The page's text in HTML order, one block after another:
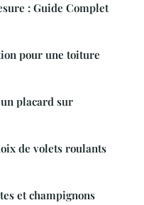
: Guide Complet
pour une toiture
placard sur
de volets roulants
et champignons